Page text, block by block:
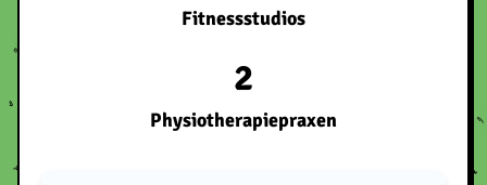
Fitnessstudios
2
Physiotherapiepraxen